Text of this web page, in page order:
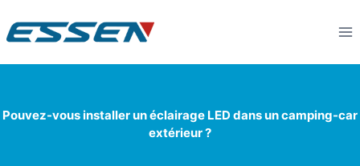
Pouvez-vous installer un éclairage LED dans un camping-car
extérieur ?